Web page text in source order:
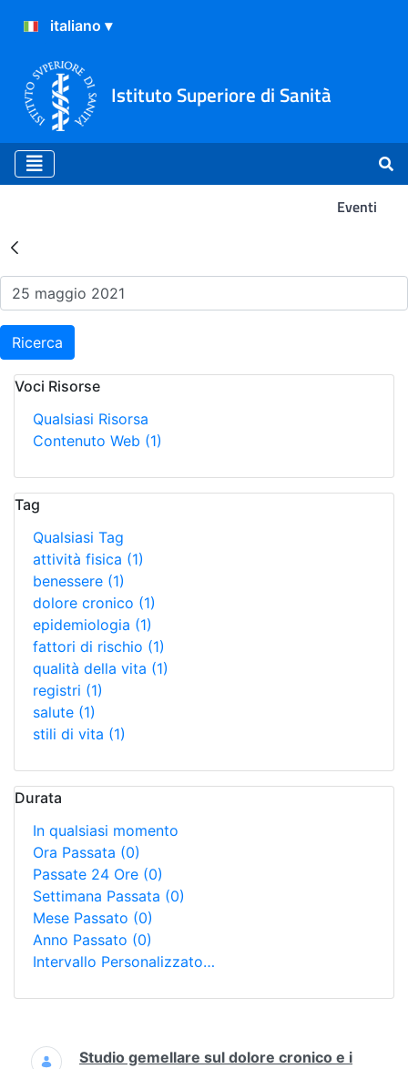
Istituto Superiore di Sanità
Eventi
Risultati della Ricerca -
Ricerca
Voci Risorse
Qualsiasi Risorsa
Contenuto Web (1)
Tag
Qualsiasi Tag
attività fisica (1)
benessere (1)
dolore cronico (1)
epidemiologia (1)
fattori di rischio (1)
qualità della vita (1)
registri (1)
salute (1)
stili di vita (1)
Durata
In qualsiasi momento
Ora Passata (0)
Passate 24 Ore (0)
Settimana Passata (0)
Mese Passato (0)
Anno Passato (0)
Intervallo Personalizzato…
Ricerca
Studio gemellare sul dolore cronico e i